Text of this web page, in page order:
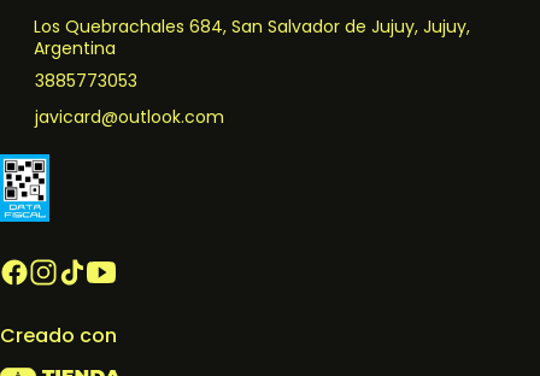
Los Quebrachales 684, San Salvador de Jujuy, Jujuy,
Argentina
3885773053
javicard@outlook.com
Creado con